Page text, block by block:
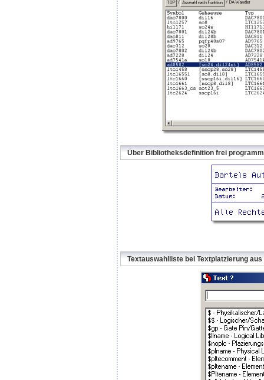
Über Bibliotheksdefinition frei
Textauswahlliste bei Textplatzierung aus